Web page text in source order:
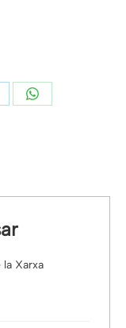
Share
Xarxa